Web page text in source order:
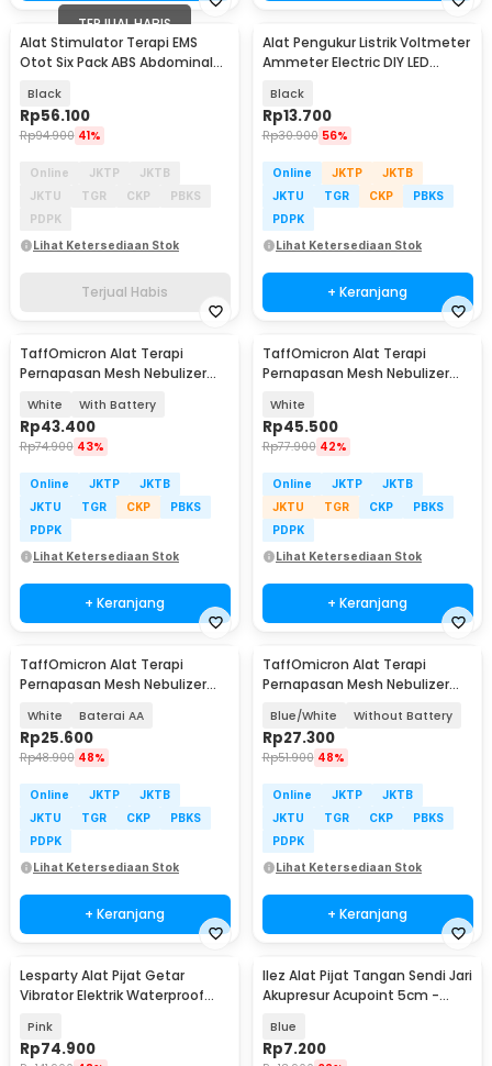
TERJUAL HABIS
Alat Stimulator Terapi EMS
Otot Six Pack ABS Abdominal
Black
Rp56.100
Rp94.900 41%
Online JKTP
JKTB
JKTU
TGR CKP
PBKS
PDPK
Lihat Ketersediaan Stok
Terjual Habis
Alat Pengukur Listrik Voltmeter
Ammeter Electric DIY LED
Black
Rp13.700
Rp30.900 56%
Online JKTP
JKTB
JKTU
TGR CKP
PBKS
PDPK
Lihat Ketersediaan Stok
+ Keranjang
TaffOmicron Alat Terapi
Pernapasan Mesh Nebulizer
White With Battery
Rp43.400
Rp74.900 43%
Online JKTP
JKTB
JKTU
TGR CKP
PBKS
PDPK
Lihat Ketersediaan Stok
+ Keranjang
TaffOmicron Alat Terapi
Pernapasan Mesh Nebulizer
White
Rp45.500
Rp77.900 42%
Online JKTP
JKTB
JKTU
TGR CKP
PBKS
PDPK
Lihat Ketersediaan Stok
+ Keranjang
TaffOmicron Alat Terapi
Pernapasan Mesh Nebulizer
White Baterai AA
Rp25.600
Rp48.900 48%
Online JKTP
JKTB
JKTU
TGR CKP
PBKS
PDPK
Lihat Ketersediaan Stok
+ Keranjang
TaffOmicron Alat Terapi
Pernapasan Mesh Nebulizer
Blue/White Without Battery
Rp27.300
Rp51.900 48%
Online JKTP
JKTB
JKTU
TGR CKP
PBKS
PDPK
Lihat Ketersediaan Stok
+ Keranjang
Lesparty Alat Pijat Getar
Vibrator Elektrik Waterproof
Pink
Rp74.900
Ilez Alat Pijat Tangan Sendi Jari
Akupresur Acupoint 5cm -
Blue
Rp7.200